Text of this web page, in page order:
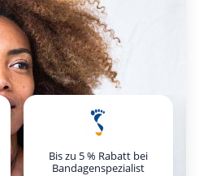
Bis zu 5 % Rabatt bei
Bandagenspezialist